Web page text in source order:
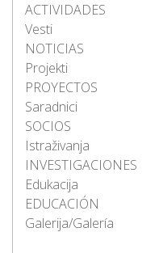
ACTIVIDADES
Vesti
NOTICIAS
Projekti
PROYECTOS
Saradnici
SOCIOS
Istraživanja
INVESTIGACIONES
Edukacija
EDUCACIÓN
Galerija/Galería